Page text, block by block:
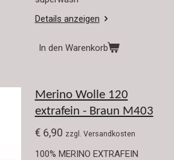
Details anzeigen
In den Warenkorb
Merino Wolle 120
extrafein - Braun M403
€ 6,90 zzgl. Versandkosten
100% MERINO EXTRAFEIN